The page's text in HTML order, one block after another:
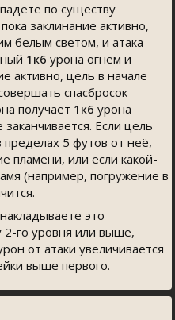
по существу
заклинание активно,
белым светом, и атака
1к6 урона огнём и
активно, цель в начале
спасбросок
получает 1к6 урона
Если цель
5 футов от неё,
пламени, или если какой-
(например, погружение в
это
2-го уровня или выше,
от атаки увеличивается
выше первого.